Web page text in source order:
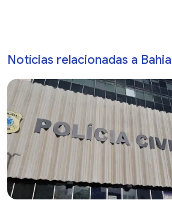
Notícias relacionadas a Bahia